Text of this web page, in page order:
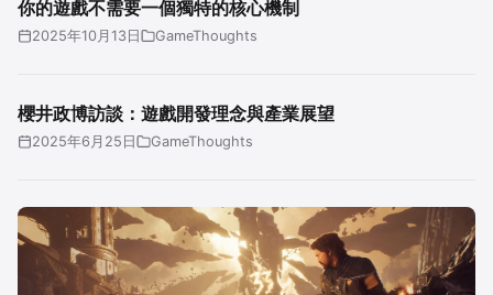
你的遊戲不需要一個獨特的核心機制
2025年10月13日 GameThoughts
櫻井政博訪談：遊戲開發理念與產業展望
2025年6月25日 GameThoughts